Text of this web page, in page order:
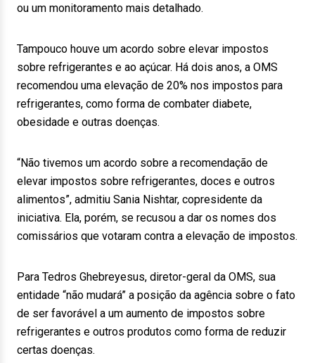
ou um monitoramento mais detalhado.
Tampouco houve um acordo sobre elevar impostos
sobre refrigerantes e ao açúcar. Há dois anos, a OMS
recomendou uma elevação de 20% nos impostos para
refrigerantes, como forma de combater diabete,
obesidade e outras doenças.
“Não tivemos um acordo sobre a recomendação de
elevar impostos sobre refrigerantes, doces e outros
alimentos”, admitiu Sania Nishtar, copresidente da
iniciativa. Ela, porém, se recusou a dar os nomes dos
comissários que votaram contra a elevação de impostos.
Para Tedros Ghebreyesus, diretor-geral da OMS, sua
entidade “não mudará” a posição da agência sobre o fato
de ser favorável a um aumento de impostos sobre
refrigerantes e outros produtos como forma de reduzir
certas doenças.